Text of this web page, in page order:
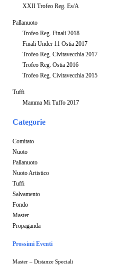
XXII Trofeo Reg. Es/A
Pallanuoto
Trofeo Reg. Finali 2018
Finali Under 11 Ostia 2017
Trofeo Reg. Civitavecchia 2017
Trofeo Reg. Ostia 2016
Trofeo Reg. Civitavecchia 2015
Tuffi
Mamma Mi Tuffo 2017
Categorie
Comitato
Nuoto
Pallanuoto
Nuoto Artistico
Tuffi
Salvamento
Fondo
Master
Propaganda
Prossimi Eventi
Master – Distanze Speciali